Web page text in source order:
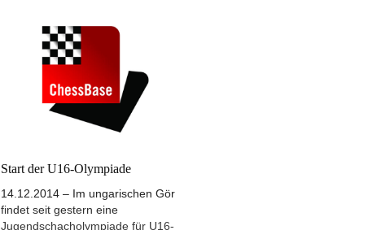
Start der U16-Olympiade
14.12.2014 – Im ungarischen Gör
findet seit gestern eine
Jugendschacholympiade für U16-